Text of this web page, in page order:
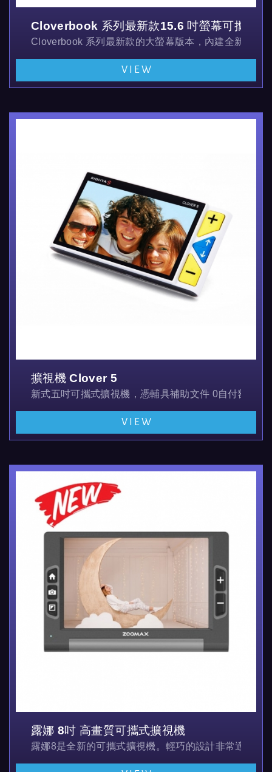
Cloverbook 系列最新款15.6 吋螢幕可攜式擴
Cloverbook 系列最新款的大螢幕版本，內建全新的文
VIEW
擴視機 Clover 5
新式五吋可攜式擴視機，憑輔具補助文件 0自付額
VIEW
露娜 8吋 高畫質可攜式擴視機
露娜8是全新的可攜式擴視機。輕巧的設計非常適合